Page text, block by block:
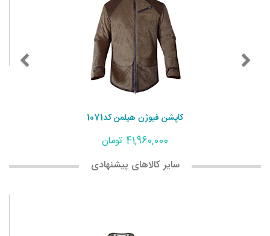
کاپشن فیوژن هیلمن کد1071
41,960,000 تومان
سایر کالاهای پیشنهادی